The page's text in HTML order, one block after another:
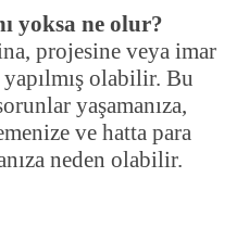
yoksa ne olur?
projesine veya imar
olabilir. Bu
yaşamanıza,
ve hatta para
neden olabilir.